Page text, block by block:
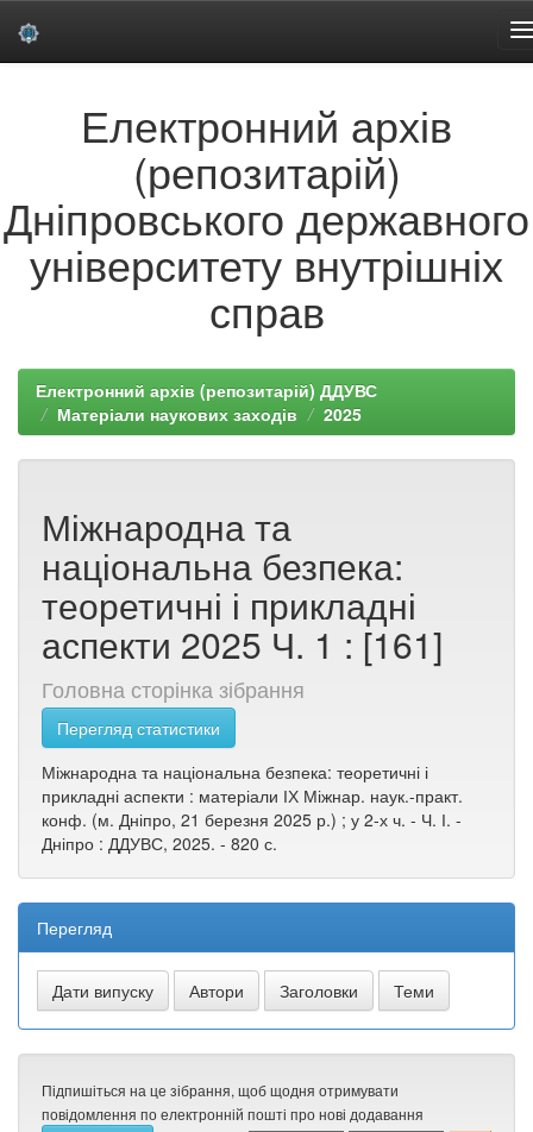
Електронний архів
(репозитарій)
Дніпровського державного
університету внутрішніх
справ
Електронний архів (репозитарій) ДДУВС
Матеріали наукових заходів
2025
Міжнародна та
національна безпека:
теоретичні і прикладні
аспекти 2025 Ч. 1 : [161]
Головна сторінка зібрання
Перегляд статистики
Міжнародна та національна безпека: теоретичні і
прикладні аспекти : матеріали ІХ Міжнар. наук.-практ.
конф. (м. Дніпро, 21 березня 2025 р.) ; у 2-х ч. - Ч. І. -
Дніпро : ДДУВС, 2025. - 820 с.
Перегляд
Підпишіться на це зібрання, щоб щодня отримувати
повідомлення по електронній пошті про нові додавання